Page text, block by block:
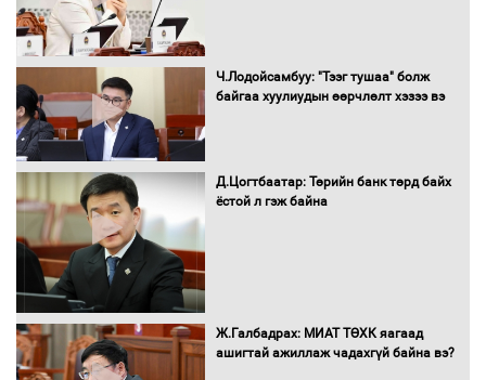
Нөөцийн махны худалдаа,
борлуулалтыг нээлттэй ил тод
Монгол Улс “COP17”-д “Тал хээрийн
16 төрлийн эмийг нэг эх үүсвэрээс
худалдан авах журмыг баталлаа
Ч.Лодойсамбуу: "Тээг тушаа" болж
байгаа хуулиудын өөрчлөлт хэзээ вэ
Д.Цогтбаатар: Төрийн банк төрд байх
ёстой л гэж байна
Ж.Галбадрах: МИАТ ТӨХК яагаад
ашигтай ажиллаж чадахгүй байна вэ?